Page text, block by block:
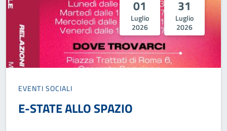
01
Luglio
2026
31
Luglio
2026
EVENTI SOCIALI
E-STATE ALLO SPAZIO